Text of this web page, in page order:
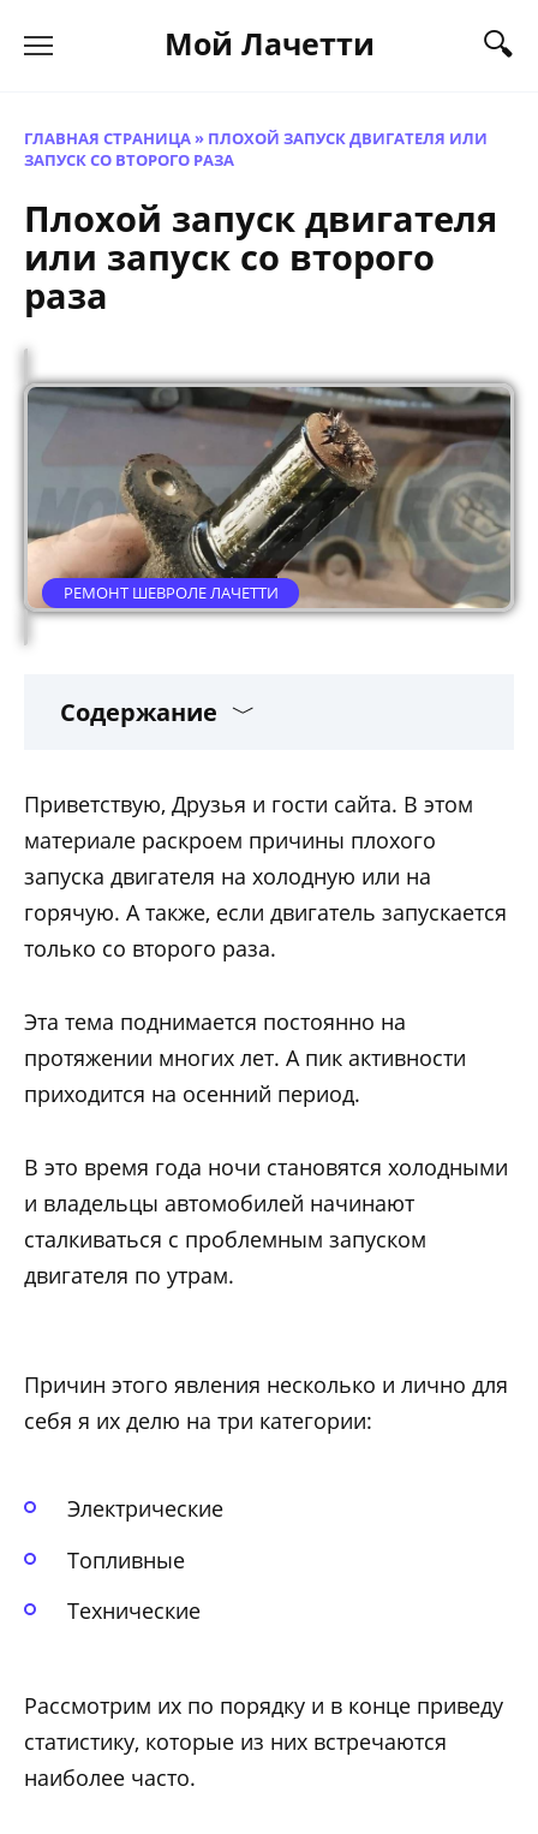
Мой Лачетти
ГЛАВНАЯ СТРАНИЦА» ПЛОХОЙ ЗАПУСК ДВИГАТЕЛЯ ИЛИ
ЗАПУСК СО ВТОРОГО РАЗА
Плохой запуск двигателя
или запуск со второго
раза
РЕМОНТ ШЕВРОЛЕ ЛАЧЕТТИ
Содержание
Приветствую, Друзья и гости сайта. В этом
материале раскроем причины плохого
запуска двигателя на холодную или на
горячую. А также, если двигатель запускается
только со второго раза.
Эта тема поднимается постоянно на
протяжении многих лет. А пик активности
приходится на осенний период.
В это время года ночи становятся холодными
и владельцы автомобилей начинают
сталкиваться с проблемным запуском
двигателя по утрам.
Причин этого явления несколько и лично для
себя я их делю на три категории:
Электрические
Топливные
Технические
Рассмотрим их по порядку и в конце приведу
статистику, которые из них встречаются
наиболее часто.